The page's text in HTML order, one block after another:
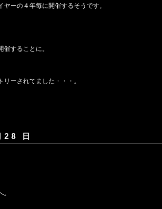
ーの４年毎に開催するそうです。
することに。
ーされてました・・・。
日